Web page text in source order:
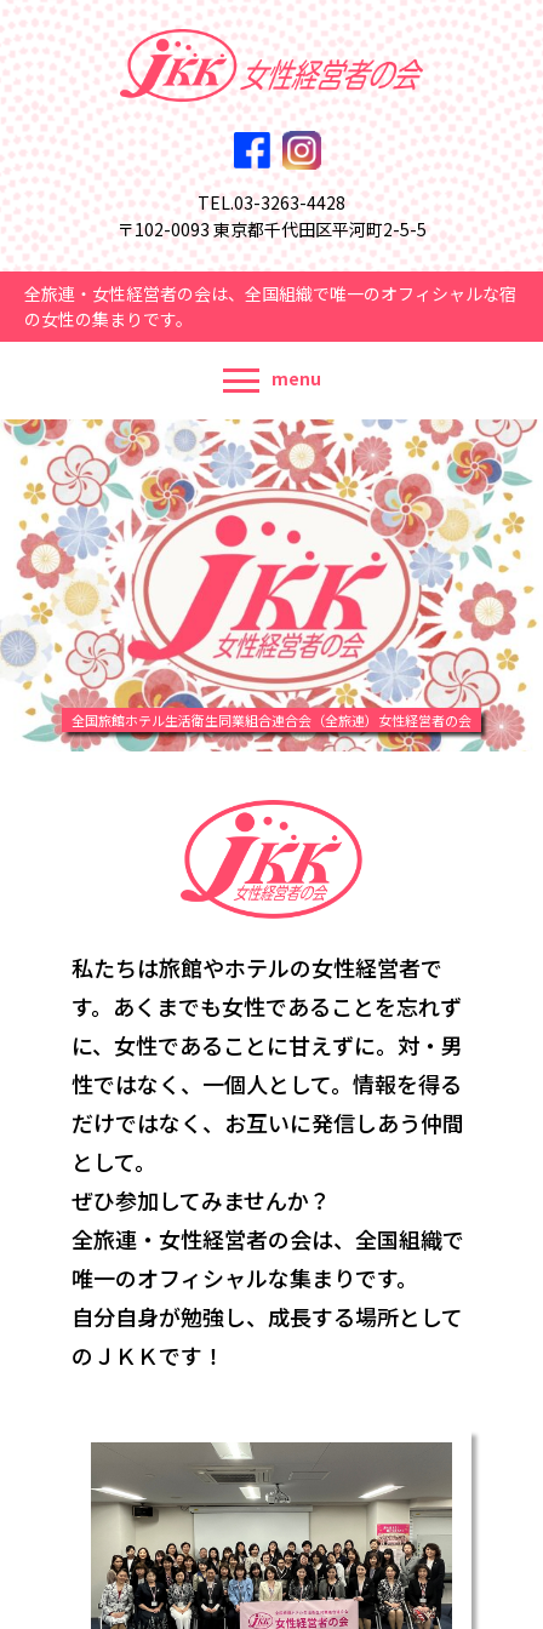
TEL.03-3263-4428
〒102-0093 東京都千代田区平河町2-5-5
全旅連・女性経営者の会は、全国組織で唯一のオフィシャルな宿
の女性の集まりです。
menu
全国旅館ホテル生活衛生同業組合連合会（全旅連）女性経営者の会
私たちは旅館やホテルの女性経営者で
す。あくまでも女性であることを忘れず
に、 女性であることに甘えずに。対・男
性ではなく、一個人として。情報を得る
だけではなく、お互いに発信しあう仲間
として。
ぜひ参加してみませんか？
全旅連・女性経営者の会は、全国組織で
唯一のオフィシャルな集まりです。
自分自身が勉強し、成長する場所として
のＪＫＫです！